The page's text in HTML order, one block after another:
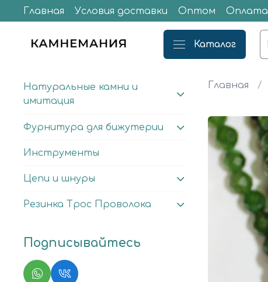
Главная Условия доставки Оптом Оплата
Каталог
Главная
Натуральные камни и
имитация
Фурнитура для бижутерии
Инструменты
Цепи и шнуры
Резинка Трос Проволока
Подписывайтесь